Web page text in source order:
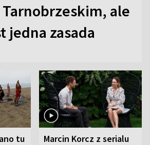
ale
jedna zasada
tu
Marcin Korcz z serialu